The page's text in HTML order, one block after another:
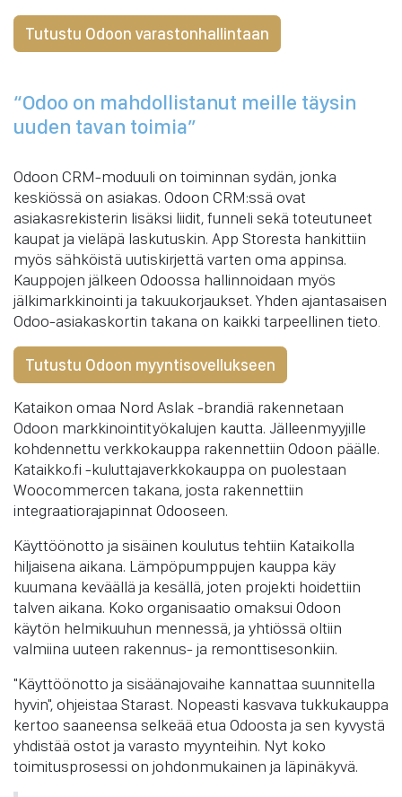
Tutustu Odoon varastonhallintaan
“Odoo on mahdollistanut meille täysin
uuden tavan toimia”
Odoon CRM-moduuli on toiminnan sydän, jonka
keskiössä on asiakas. Odoon CRM:ssä ovat
asiakasrekisterin lisäksi liidit, funneli sekä toteutuneet
kaupat ja vieläpä laskutuskin. App Storesta hankittiin
myös sähköistä uutiskirjettä varten oma appinsa.
Kauppojen jälkeen Odoossa hallinnoidaan myös
jälkimarkkinointi ja takuukorjaukset. Yhden ajantasaisen
Odoo-asiakaskortin takana on kaikki tarpeellinen tieto
Tutustu Odoon myyntisovellukseen
Kataikon omaa Nord Aslak -brandiä rakennetaan
Odoon markkinointityökalujen kautta. Jälleenmyyjille
kohdennettu verkkokauppa rakennettiin Odoon päälle.
Kataikko.fi -kuluttajaverkkokauppa on puolestaan
Woocommercen takana, josta rakennettiin
integraatiorajapinnat Odooseen.
Käyttöönotto ja sisäinen koulutus tehtiin Kataikolla
hiljaisena aikana. Lämpöpumppujen kauppa käy
kuumana keväällä ja kesällä, joten projekti hoidettiin
talven aikana. Koko organisaatio omaksui Odoon
käytön helmikuuhun mennessä, ja yhtiössä oltiin
valmiina uuteen rakennus- ja remonttisesonkiin.
"Käyttöönotto ja sisäänajovaihe kannattaa suunnitella
hyvin", ohjeistaa Starast. Nopeasti kasvava tukkukauppa
kertoo saaneensa selkeää etua Odoosta ja sen kyvystä
yhdistää ostot ja varasto myynteihin. Nyt koko
toimitusprosessi on johdonmukainen ja läpinäkyvä.